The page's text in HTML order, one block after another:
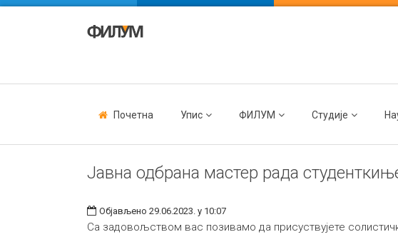
Почетна Упис ФИЛУМ Студије
Јавна одбрана мастер рада
Објављено 29.06.2023. у 10:07
Са задовољством вас позивамо да присуствујете